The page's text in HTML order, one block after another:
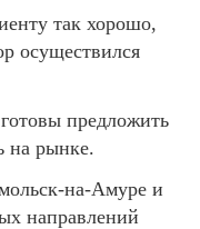
так хорошо,
осуществился
предложить
на рынке.
на-Амуре и
направлений